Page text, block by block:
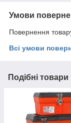
Умови
Повернення
Всі умови
Подібні товари